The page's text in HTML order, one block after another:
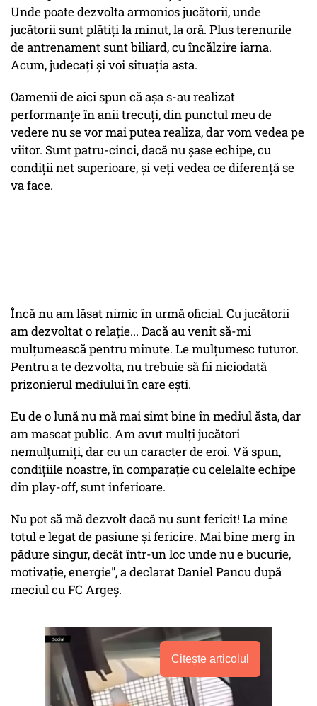
Unde poate dezvolta armonios jucătorii, unde
jucătorii sunt plătiți la minut, la oră. Plus terenurile
de antrenament sunt biliard, cu încălzire iarna.
Acum, judecați și voi situația asta.
Oamenii de aici spun că așa s-au realizat
performanțe în anii trecuți, din punctul meu de
vedere nu se vor mai putea realiza, dar vom vedea pe
viitor. Sunt patru-cinci, dacă nu șase echipe, cu
condiții net superioare, și veți vedea ce diferență se
va face.
Încă nu am lăsat nimic în urmă oficial. Cu jucătorii
am dezvoltat o relație... Dacă au venit să-mi
mulțumească pentru minute. Le mulțumesc tuturor.
Pentru a te dezvolta, nu trebuie să fii niciodată
prizonierul mediului în care ești.
Eu de o lună nu mă mai simt bine în mediul ăsta, dar
am mascat public. Am avut mulți jucători
nemulțumiți, dar cu un caracter de eroi. Vă spun,
condițiile noastre, în comparație cu celelalte echipe
din play-off, sunt inferioare.
Nu pot să mă dezvolt dacă nu sunt fericit! La mine
totul e legat de pasiune și fericire. Mai bine merg în
pădure singur, decât într-un loc unde nu e bucurie,
motivație, energie", a declarat Daniel Pancu după
meciul cu FC Argeş.
Citește articolul